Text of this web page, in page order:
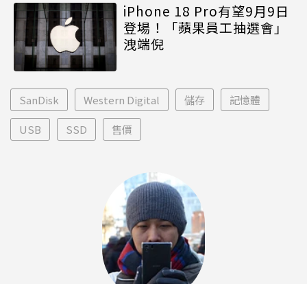
iPhone 18 Pro有望9月9日
登場！「蘋果員工抽選會」
洩端倪
SanDisk Western Digital 儲存 記憶體
USB SSD 售價